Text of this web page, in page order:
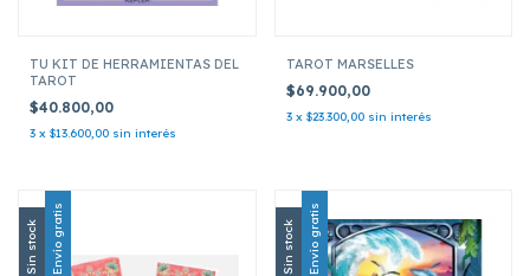
TU KIT DE HERRAMIENTAS DEL
TAROT
$40.800,00
3 x $13.600,00 sin interés
TAROT MARSELLES
$69.900,00
3 x $23.300,00 sin interés
Sin stock Envío gratis Sin stock Envío gratis